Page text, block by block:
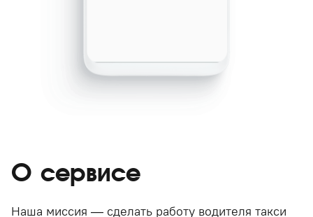
О сервисе
Наша миссия — сделать работу водителя такси